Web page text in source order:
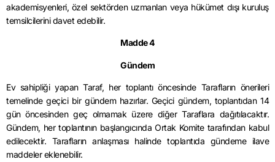
akademisyenleri, özel sektörden uzmanlan veya hükümet dışı kuruluş
temsilcilerini davet edebilir.
Madde 4
Gündem
Ev sahipliği yapan Taraf, her toplantı öncesinde Tarafların önerileri
temelinde geçici bir gündem hazırlar. Geçici gündem, toplantıdan 14
gün öncesinden geç olmamak üzere diğer Taraflara dağıtılacaktır.
Gündem, her toplantının başlangıcında Ortak Komite tarafından kabul
edilecektir. Tarafların anlaşması halinde toplantıda gündeme ilave
maddeler eklenebilir.